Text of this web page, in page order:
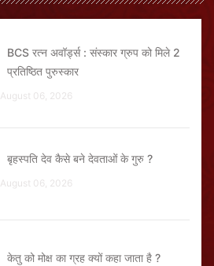
BCS रत्न अवॉर्ड्स : संस्कार ग्रुप को मिले 2
प्रतिष्ठित पुरुस्कार
August 06, 2026
बृहस्पति देव कैसे बने देवताओं के गुरु ?
August 06, 2026
केतु को मोक्ष का ग्रह क्यों कहा जाता है ?